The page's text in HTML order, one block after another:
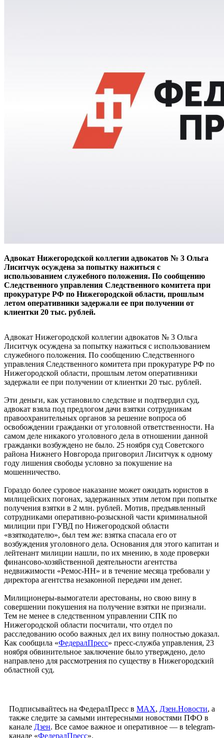
Адвокат Нижегородской коллегии адвокатов № 3 Ольга
Лиситчук осуждена за попытку нажиться с
использованием служебного положения. По сообщению
Следственного управления Следственного комитета при
прокуратуре РФ по Нижегородской области, прошлым
летом оперативники задержали ее при получении от
клиентки 20 тыс. рублей.
Адвокат Нижегородской коллегии адвокатов № 3 Ольга
Лиситчук осуждена за попытку нажиться с использованием
служебного положения. По сообщению Следственного
управления Следственного комитета при прокуратуре РФ по
Нижегородской области, прошлым летом оперативники
задержали ее при получении от клиентки 20 тыс. рублей.
Эти деньги, как установило следствие и подтвердил суд,
адвокат взяла под предлогом дачи взятки сотрудникам
правоохранительных органов за решение вопроса об
освобождении гражданки от уголовной ответственности. На
самом деле никакого уголовного дела в отношении данной
гражданки возбуждено не было. 25 ноября суд Советского
района Нижнего Новгорода приговорил Лиситчук к одному
году лишения свободы условно за покушение на
мошенничество.
Гораздо более суровое наказание может ожидать юристов в
милицейских погонах, задержанных этим летом при попытке
получения взятки в 2 млн. рублей. Мотив, предъявленный
сотрудниками оперативно-розыскной части криминальной
милиции при ГУВД по Нижегородской области
«взяткодателю», был тем же: взятка спасала его от
возбуждения уголовного дела. Основания для этого капитан и
лейтенант милиции нашли, по их мнению, в ходе проверки
финансово-хозяйственной деятельности агентства
недвижимости «Ремос-НН» и в течение месяца требовали у
директора агентства незаконной передачи им денег.
Милиционеры-вымогатели арестованы, но свою вину в
совершении покушения на получение взятки не признали.
Тем не менее в следственном управлении СПК по
Нижегородской области посчитали, что отдел по
расследованию особо важных дел их вину полностью доказал.
Как сообщила «ФедералПресс» пресс-служба управления, 23
ноября обвинительное заключение было утверждено, дело
направлено для рассмотрения по существу в Нижегородский
областной суд.
Подписывайтесь на ФедералПресс в МАХ, Дзен.Новости, а
также следите за самыми интересными новостями ПФО в
канале Дзен. Все самое важное и оперативное — в telegram-
канале «ФедералПресс».